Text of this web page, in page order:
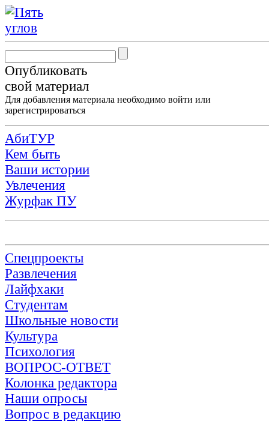
Опубликовать
свой материал
Для добавления материала необходимо войти или
зарегистрироваться
АбиТУР
Кем быть
Ваши истории
Увлечения
Журфак ПУ
Спецпроекты
Развлечения
Лайфхаки
Студентам
Школьные новости
Культура
Психология
ВОПРОС-ОТВЕТ
Колонка редактора
Наши опросы
Вопрос в редакцию